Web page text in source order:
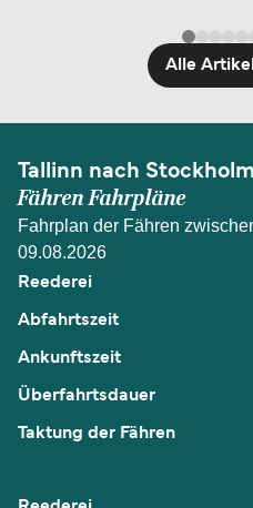
Alle
Tallinn nach Stockholm
Fähren Fahrpläne
Fahrplan der Fähren
09.08.2026